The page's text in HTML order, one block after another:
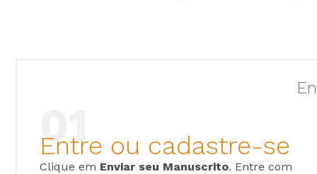
Entre ou cadastre-se
Clique em Enviar seu Manuscrito. Entre com